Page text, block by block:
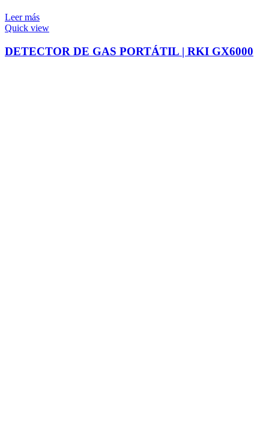
Leer más
Quick view
DETECTOR DE GAS PORTÁTIL | RKI GX6000